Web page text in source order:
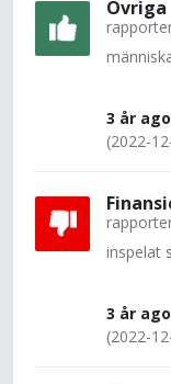
Övriga
3 år ago
(2022-
inspelat
3 år ago
(2022-